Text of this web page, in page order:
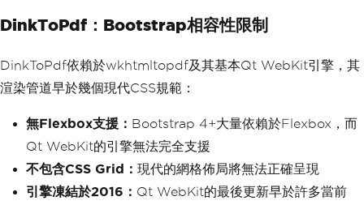
                <p class='mb-0'>123 Bu
                <p>City, State 12345</
p>
            </div>
ered'>
            <thead class='table-ligh
                <tr>
DinkToPdf：Bootstrap相容性限制
DinkToPdf依賴於wkhtmltopdf及其基本Qt WebKit引擎，其
渲染管道早於幾個現代CSS規範：
無Flexbox支援： Bootstrap 4+大量依賴於Flexbox，而
Qt WebKit的引擎無法完全支援
不包含CSS Grid： 現代的網格佈局將無法正確呈現
引擎凍結於2016： Qt WebKit的最後更新早於許多當前